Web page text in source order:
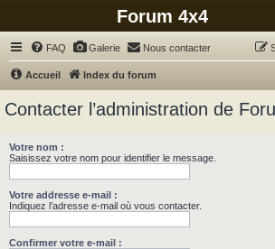
Forum 4x4
FAQ Galerie Nous contacter
Accueil Index du forum
Contacter l’administration de
Votre nom :
Saisissez votre nom pour identifier le message.
Votre addresse e-mail :
Indiquez l’adresse e-mail où vous contacter.
Confirmer votre e-mail :